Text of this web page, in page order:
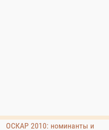
ОСКАР 2010: номинанты и